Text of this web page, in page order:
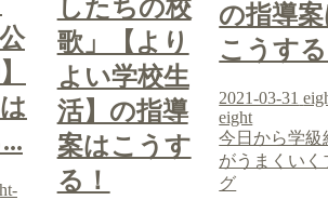
したちの校
歌」【より
よい学校生
活】の指導
案はこうす
る！
の指導
こうす
2021-03-31
eight
今日から学級
がうまくいく
グ